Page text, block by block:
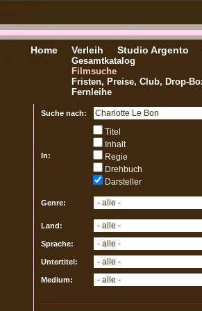
Home Verleih
Gesamtkatalog
Filmsuche
Fristen, Preise, Club, Drop-
Fernleihe
Studio Argento
Suche nach:
In:
Titel
Inhalt
Regie
Drehbuch
Darsteller
Genre:
Land:
Sprache:
Untertitel:
Medium: